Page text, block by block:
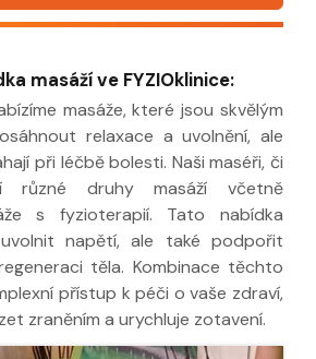
masáží ve FYZIOklinice:
masáže, které jsou skvělým
relaxace a uvolnění, ale
při léčbě bolesti. Naši maséři, či
různé druhy masáží včetně
s fyzioterapií. Tato nabídka
napětí, ale také podpořit
těla. Kombinace těchto
přístup k péči o vaše zdraví,
zraněním a urychluje zotavení.